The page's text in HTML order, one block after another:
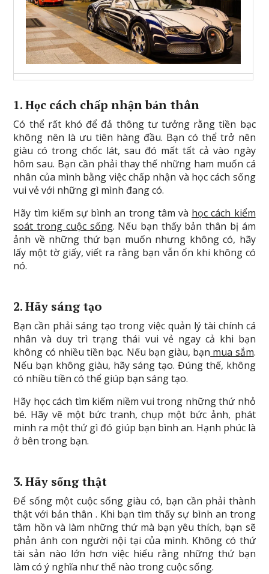
1.Học cách chấp nhận bản thân
Có thể rất khó để đả thông tư tưởng rằng tiền bạc
không nên là ưu tiên hàng đầu. Bạn có thể trở nên
giàu có trong chốc lát, sau đó mất tất cả vào ngày
hôm sau. Bạn cần phải thay thế những ham muốn cá
nhân của mình bằng việc chấp nhận và học cách sống
vui vẻ với những gì mình đang có.
Hãy tìm kiếm sự bình an trong tâm và học cách kiểm
soát trong cuộc sống. Nếu bạn thấy bản thân bị ám
ảnh về những thứ bạn muốn nhưng không có, hãy
lấy một tờ giấy, viết ra rằng bạn vẫn ổn khi không có
nó.
2. Hãy sáng tạo
Bạn cần phải sáng tạo trong việc quản lý tài chính cá
nhân và duy trì trạng thái vui vẻ ngay cả khi bạn
không có nhiều tiền bạc. Nếu bạn giàu, bạn mua sắm.
Nếu bạn không giàu, hãy sáng tạo. Đúng thế, không
có nhiều tiền có thể giúp bạn sáng tạo.
Hãy học cách tìm kiếm niềm vui trong những thứ nhỏ
bé. Hãy vẽ một bức tranh, chụp một bức ảnh, phát
minh ra một thứ gì đó giúp bạn bình an. Hạnh phúc là
ở bên trong bạn.
3. Hãy sống thật
Để sống một cuộc sống giàu có, bạn cần phải thành
thật với bản thân . Khi bạn tìm thấy sự bình an trong
tâm hồn và làm những thứ mà bạn yêu thích, bạn sẽ
phản ánh con người nội tại của mình. Không có thứ
tài sản nào lớn hơn việc hiểu rằng những thứ bạn
làm có ý nghĩa như thế nào trong cuộc sống.